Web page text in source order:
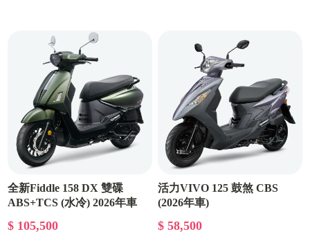
全新Fiddle 158 DX 雙碟
ABS+TCS (水冷) 2026年車
$ 105,500
活力VIVO 125 鼓煞 CBS
(2026年車)
$ 58,500